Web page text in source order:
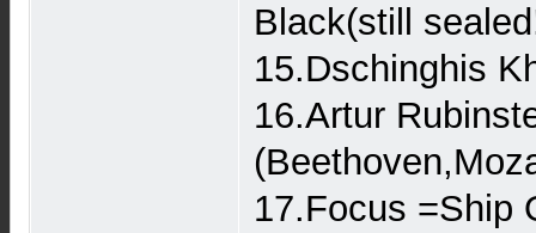
Black(still
15.Dschinghis
16.Artur
17.Focus =Ship